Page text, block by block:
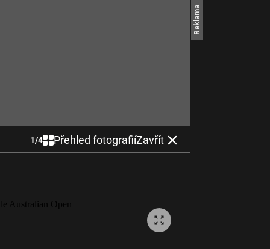
1/4 Přehled fotografiíZavřít